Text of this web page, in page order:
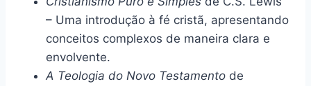
– Uma introdução à fé cristã, apresentando
conceitos complexos de maneira clara e
envolvente.
A Teologia do Novo Testamento de